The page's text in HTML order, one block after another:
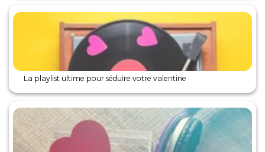
La playlist ultime pour séduire votre valentine